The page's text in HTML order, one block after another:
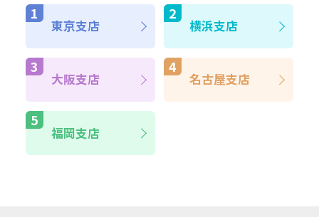
東京支店 横浜支店
大阪支店 名古屋支店
福岡支店